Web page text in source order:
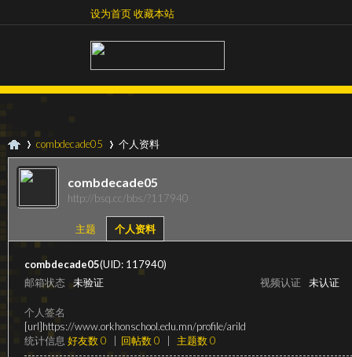
收藏本站设为首页收藏本站
›
combdecade05 个人资料
combdecade05
http://bsq.cc/bbs/?117940
主题 个人资料
combdecade05(UID: 117940)
邮箱状态
未验证 视频认证 未认证
个人签名
[url]https://www.orkhonschool.edu.mn/profile/arild
统计信息 好友数 0 回帖数 0 主题数 0